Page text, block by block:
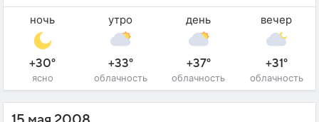
ночь
+30°
ясно
утро
+33°
облачность
день
+37°
облачность
вечер
+31°
облачность